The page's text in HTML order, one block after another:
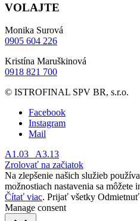
VOLAJTE
Monika Surová
0905 604 226
Kristína Maruškinová
0918 821 700
© ISTROFINAL SPV BR, s.r.o.
Facebook
Instagram
Mail
A1.03
A3.13
Zrolovať na začiatok
Na zlepšenie našich služieb
možnostiach nastavenia sa
Čítať viac. Prijať všetky
Manage consent